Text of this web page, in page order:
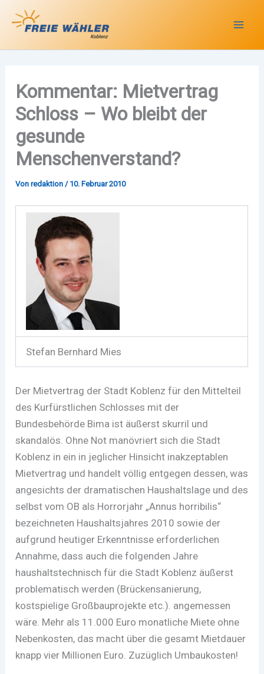
Inhalt
Kommentar: Mietvertrag
Schloss – Wo bleibt der
gesunde
Menschenverstand?
Vonredaktion/ 10. Februar 2010
Stefan Bernhard Mies
Der Mietvertrag der Stadt Koblenz für den Mittelteil
des Kurfürstlichen Schlosses mit der
Bundesbehörde Bima ist äußerst skurril und
skandalös. Ohne Not manövriert sich die Stadt
Koblenz in ein in jeglicher Hinsicht inakzeptablen
Mietvertrag und handelt völlig entgegen dessen, was
angesichts der dramatischen Haushaltslage und des
selbst vom OB als Horrorjahr „Annus horribilis“
bezeichneten Haushaltsjahres 2010 sowie der
aufgrund heutiger Erkenntnisse erforderlichen
Annahme, dass auch die folgenden Jahre
haushaltstechnisch für die Stadt Koblenz äußerst
problematisch werden (Brückensanierung,
kostspielige Großbauprojekte etc.). angemessen
wäre. Mehr als 11.000 Euro monatliche Miete ohne
Nebenkosten, das macht über die gesamt Mietdauer
knapp vier Millionen Euro. Zuzüglich Umbaukosten!